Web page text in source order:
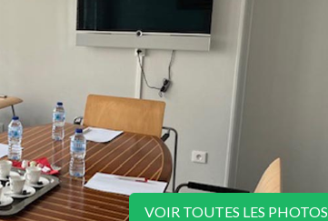
VOIR TOUTES LES PHOTOS